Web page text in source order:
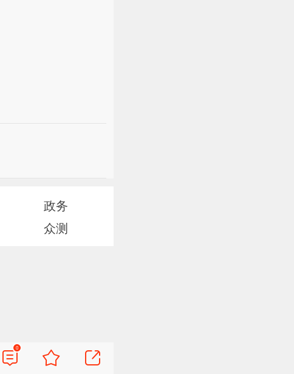
政务
众测
0